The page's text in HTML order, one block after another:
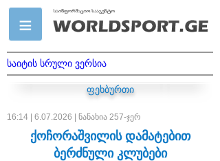
საიტის სრული ვერსია
ფეხბურთი
16:14 | 6.07.2026 | ნანახია 257-ჯერ
ქოჩორაშვილის დამატებით
ბერძნული კლუბები